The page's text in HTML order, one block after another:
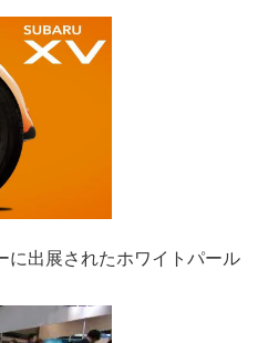
に出展されたホワイトパール